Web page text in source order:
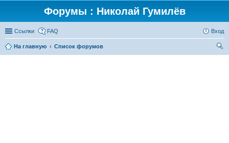
Форумы : Николай Гумилёв
Ссылки FAQ Вход
На главную
Список форумов